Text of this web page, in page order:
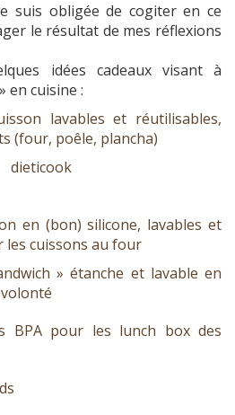
suis obligée de cogiter en ce
le résultat de mes réflexions
idées cadeaux visant à
en cuisine :
lavables et réutilisables,
(four, poêle, plancha)
en (bon) silicone, lavables et
les cuissons au four
» étanche et lavable en
BPA pour les lunch box des